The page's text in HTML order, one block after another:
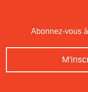
Abonnez-vous